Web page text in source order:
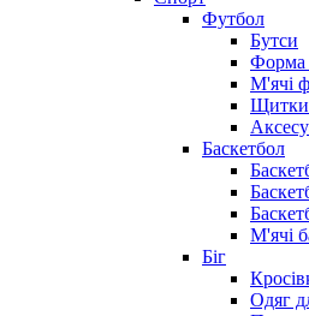
Футбол
Бутси
Форма
М'ячі
Щитки
Баскетбол
М'ячі
Біг
Одяг